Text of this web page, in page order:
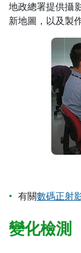
地政總署提供攝
新地圖，以及製
有關數碼正射
變化檢測